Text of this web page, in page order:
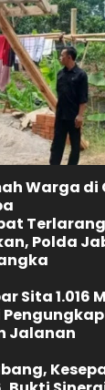
Polda
Sita 1.016
Jalanan
Bukti